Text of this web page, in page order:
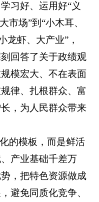
习好、运用好“义
市场”到“小木耳、
龙虾、大产业”，
回答了关于政绩观
模宏大、不在表面
律、扎根群众、富
，为人民群众带来
的模板，而是鲜活
产业基础千差万
，把特色资源做成
避免同质化竞争、